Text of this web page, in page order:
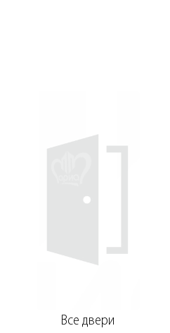
Все двери